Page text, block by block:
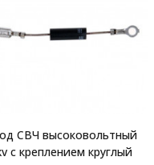
СВЧ высоковольтный
с креплением круглый